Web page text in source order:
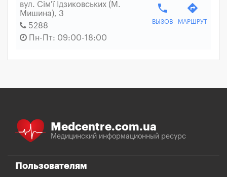
вул. Сім'ї Ідзиковських (М.
Мишина), 3
5288
Пн-Пт: 09:00-18:00
phone
ВЫЗОВ
directions
МАРШРУТ
Medcentre.com.ua
Медицинский информационный ресурс
Пользователям